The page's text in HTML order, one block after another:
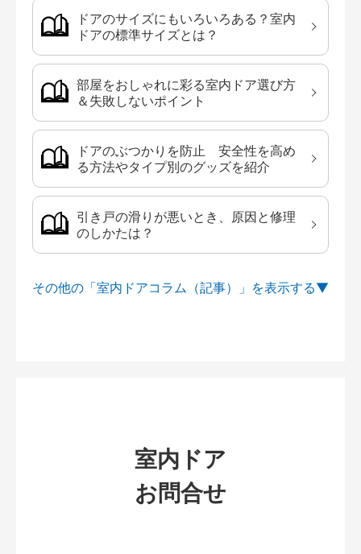
ドアのサイズにもいろいろある？室内
ドアの標準サイズとは？
部屋をおしゃれに彩る室内ドア選び方
＆失敗しないポイント
ドアのぶつかりを防止 安全性を高め
る方法やタイプ別のグッズを紹介
引き戸の滑りが悪いとき、原因と修理
のしかたは？
その他の「室内ドアコラム（記事）」を
室内ドア
お問合せ